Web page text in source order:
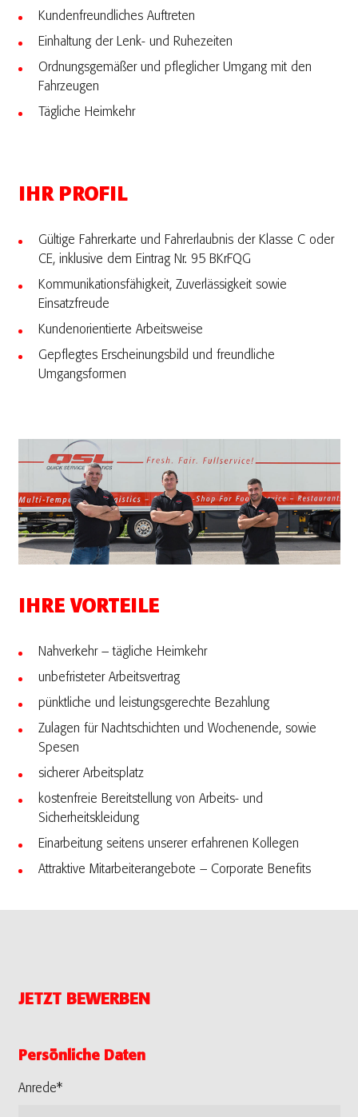
Kundenfreundliches Auftreten
Einhaltung der Lenk- und Ruhezeiten
Ordnungsgemäßer und pfleglicher Umgang mit den
Fahrzeugen
Tägliche Heimkehr
IHR PROFIL
Gültige Fahrerkarte und Fahrerlaubnis der Klasse C oder
CE, inklusive dem Eintrag Nr. 95 BKrFQG
Kommunikationsfähigkeit, Zuverlässigkeit sowie
Einsatzfreude
Kundenorientierte Arbeitsweise
Gepflegtes Erscheinungsbild und freundliche
Umgangsformen
IHRE VORTEILE
Nahverkehr – tägliche Heimkehr
unbefristeter Arbeitsvertrag
pünktliche und leistungsgerechte Bezahlung
Zulagen für Nachtschichten und Wochenende, sowie
Spesen
sicherer Arbeitsplatz
kostenfreie Bereitstellung von Arbeits- und
Sicherheitskleidung
Einarbeitung seitens unserer erfahrenen Kollegen
Attraktive Mitarbeiterangebote – Corporate Benefits
JETZT BEWERBEN
Persönliche Daten
Anrede*